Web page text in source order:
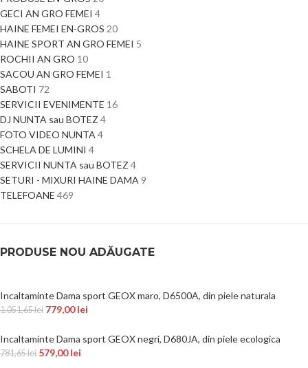
GECI AN GRO FEMEI 4
HAINE FEMEI EN-GROS 20
HAINE SPORT AN GRO FEMEI 5
ROCHII AN GRO 10
SACOU AN GRO FEMEI 1
SABOTI 72
SERVICII EVENIMENTE 16
DJ NUNTA sau BOTEZ 4
FOTO VIDEO NUNTA 4
SCHELA DE LUMINI 4
SERVICII NUNTA sau BOTEZ 4
SETURI - MIXURI HAINE DAMA 9
TELEFOANE 469
PRODUSE NOU ADĂUGATE
Incaltaminte Dama sport GEOX maro, D6500A, din piele naturala
1.051,65lei 779,00lei
Incaltaminte Dama sport GEOX negri, D680JA, din piele ecologica
781,65lei 579,00lei